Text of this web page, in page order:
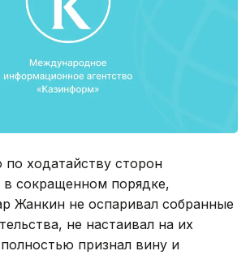
по ходатайству сторон
в сокращенном порядке,
Жанкин не оспаривал собранные
не настаивал на их
признал вину и